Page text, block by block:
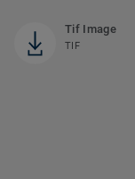
Tif Image
TIF